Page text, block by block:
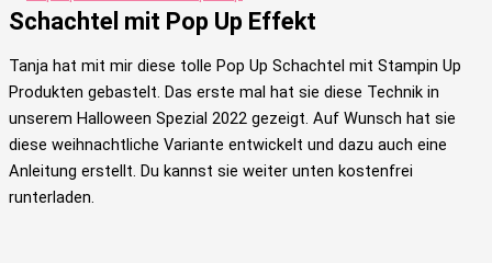
Schachtel mit Pop Up Effekt
Tanja hat mit mir diese tolle Pop Up Schachtel mit Stampin Up
Produkten gebastelt. Das erste mal hat sie diese Technik in
unserem Halloween Spezial 2022 gezeigt. Auf Wunsch hat sie
diese weihnachtliche Variante entwickelt und dazu auch eine
Anleitung erstellt. Du kannst sie weiter unten kostenfrei
runterladen.